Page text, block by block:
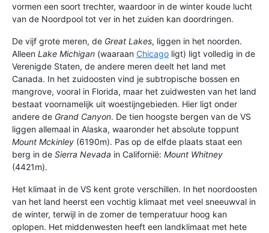
vormen een soort trechter, waardoor in de winter koude lucht
van de Noordpool tot ver in het zuiden kan doordringen.
De vijf grote meren, de Great Lakes, liggen in het noorden.
Alleen Lake Michigan (waaraan Chicago ligt) ligt volledig in de
Verenigde Staten, de andere meren deelt het land met
Canada. In het zuidoosten vind je subtropische bossen en
mangrove, vooral in Florida, maar het zuidwesten van het land
bestaat voornamelijk uit woestijngebieden. Hier ligt onder
andere de Grand Canyon. De tien hoogste bergen van de VS
liggen allemaal in Alaska, waaronder het absolute toppunt
Mount Mckinley (6190m). Pas op de elfde plaats staat een
berg in de Sierra Nevada in Californië: Mount Whitney
(4421m).
Het klimaat in de VS kent grote verschillen. In het noordoosten
van het land heerst een vochtig klimaat met veel sneeuwval in
de winter, terwijl in de zomer de temperatuur hoog kan
oplopen. Het middenwesten heeft een landklimaat met hete